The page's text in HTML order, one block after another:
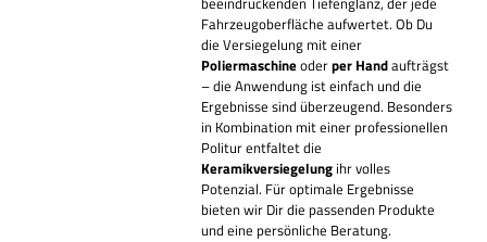
Fahrzeugoberfläche aufwertet. Ob Du
die Versiegelung mit einer
Poliermaschineoderper Handaufträgst
– die Anwendung ist einfach und die
Ergebnisse sind überzeugend. Besonders
in Kombination mit einer professionellen
Politur entfaltet die
Keramikversiegelung ihr volles
Potenzial. Für optimale Ergebnisse
bieten wir Dir die passenden Produkte
und eine persönliche Beratung.